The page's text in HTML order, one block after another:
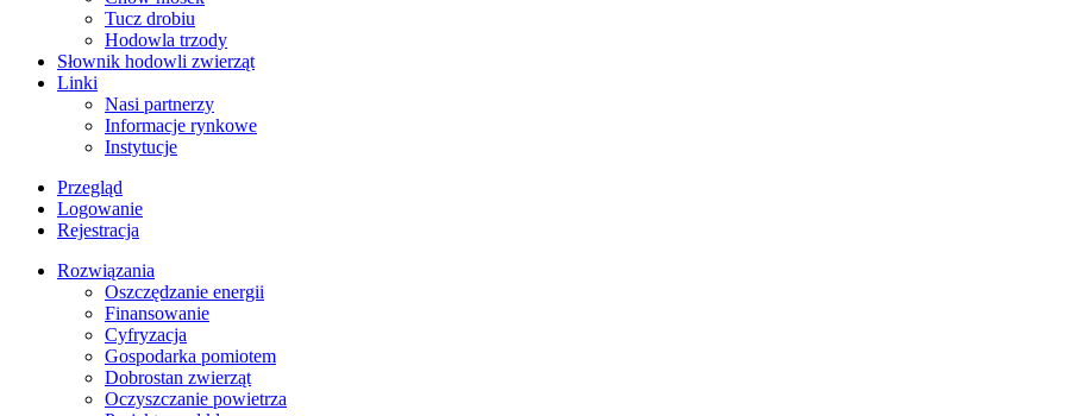
Tucz drobiu
Hodowla trzody
Słownik hodowli zwierząt
Linki
Nasi partnerzy
Informacje rynkowe
Instytucje
Przegląd
Logowanie
Rejestracja
Rozwiązania
​Oszczędzanie energii
Finansowanie
Cyfryzacja
Gospodarka pomiotem
Dobrostan zwierząt
Oczyszczanie powietrza